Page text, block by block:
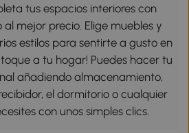
tus espacios interiores con
al mejor precio. Elige muebles y
estilos para sentirte a gusto en
a tu hogar! Puedes hacer tu
añadiendo almacenamiento,
el dormitorio o cualquier
con unos simples clics.